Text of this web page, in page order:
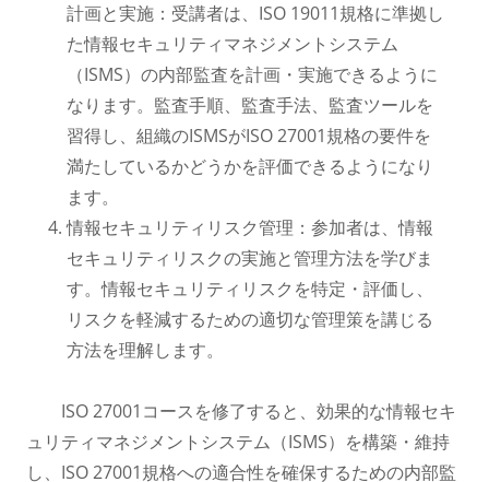
計画と実施：受講者は、ISO 19011規格に準拠し
た情報セキュリティマネジメントシステム
（ISMS）の内部監査を計画・実施できるように
なります。監査手順、監査手法、監査ツールを
習得し、組織のISMSがISO 27001規格の要件を
満たしているかどうかを評価できるようになり
ます。
情報セキュリティリスク管理：参加者は、情報
セキュリティリスクの実施と管理方法を学びま
す。情報セキュリティリスクを特定・評価し、
リスクを軽減するための適切な管理策を講じる
方法を理解します。
ISO 27001コースを修了すると、効果的な情報セキ
ュリティマネジメントシステム（ISMS）を構築・維持
し、ISO 27001規格への適合性を確保するための内部監